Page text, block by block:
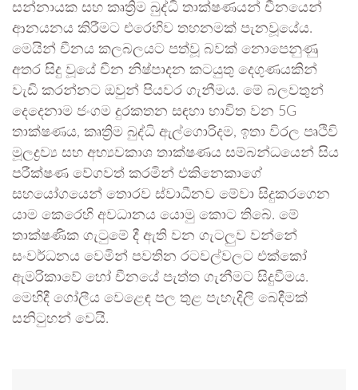
සන්නායක සහ කෘත්‍රිම බුද්ධි තාක්ෂණයන් චීනයෙන්
ආනයනය කිරීමට එරෙහිව තහනමක් පැනවූයේය.
මෙයින් චීනය කලබලයට පත්වූ බවක් නොපෙනුණු
අතර සිදු වූයේ චීන නිෂ්පාදන කටයුතු දෙගුණයකින්
වැඩි කරන්නට ඔවුන් පියවර ගැනීමය. මේ බලවතුන්
දෙදෙනාම ජංගම දුරකතන සඳහා භාවිත වන 5G
තාක්ෂණය, කෘත්‍රිම බුද්ධි ඇල්ගොරිදම, ඉතා විරල පෘථිවි
මූලද්‍රව්‍ය සහ අභ්‍යවකාශ තාක්ෂණය සම්බන්ධයෙන් සිය
පරීක්ෂණ වේගවත් කරමින් එකිනෙකාගේ
සහයෝගයෙන් තොරව ස්වාධීනව මේවා සිදුකරගෙන
යාම කෙරෙහි අවධානය යොමු කොට තිබේ. මේ
තාක්ෂණික ගැටුමේ දී ඇති වන ගැටලුව වන්නේ
සංවර්ධනය වෙමින් පවතින රටවල්වලට එක්කෝ
ඇමරිකාවේ හෝ චීනයේ පැත්ත ගැනීමට සිදුවීමය.
මෙහිදී ගෝලීය වෙළෙඳ පල තුළ පැහැදිලි බෙදීමක්
සනිටුහන් වෙයි.